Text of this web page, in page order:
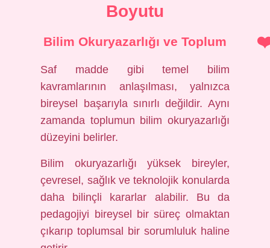
Boyutu
Bilim Okuryazarlığı ve Toplum
Saf madde gibi temel bilim
kavramlarının anlaşılması, yalnızca
bireysel başarıyla sınırlı değildir. Aynı
zamanda toplumun bilim okuryazarlığı
düzeyini belirler.
Bilim okuryazarlığı yüksek bireyler,
çevresel, sağlık ve teknolojik konularda
daha bilinçli kararlar alabilir. Bu da
pedagojiyi bireysel bir süreç olmaktan
çıkarıp toplumsal bir sorumluluk haline